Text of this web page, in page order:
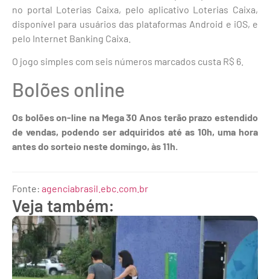
no portal Loterias Caixa, pelo aplicativo Loterias Caixa,
disponível para usuários das plataformas Android e iOS, e
pelo Internet Banking Caixa.
O jogo simples com seis números marcados custa R$ 6.
Bolões online
Os bolões on-line na Mega 30 Anos terão prazo estendido
de vendas, podendo ser adquiridos até as 10h, uma hora
antes do sorteio neste domingo, às 11h.
Fonte: agenciabrasil.ebc.com.br
Veja também: